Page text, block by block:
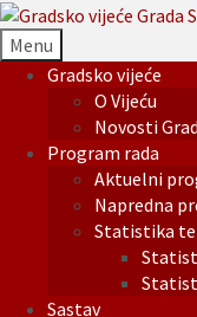
Menu
Gradsko vijeće
O Vijeću
Novosti
Program rada
Aktuelni
Napredna
Statistika
Sastav